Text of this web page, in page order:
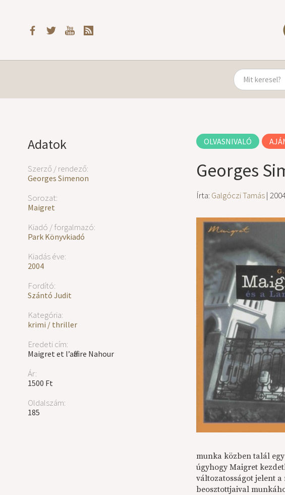
Adatok
Szerző / rendező:
Georges Simenon
Sorozat:
Maigret
Kiadó / forgalmazó:
Park Könyvkiadó
Kiadás éve:
2004
Fordító:
Szántó Judit
Kategória:
krimi / thriller
Eredeti cím:
Maigret et l’affaire Nahour
Ár:
1500 Ft
Oldalszám:
185
OLVASNIVALÓ
Georges
Írta: Galgóczi Tamás|
munka közben talál
úgyhogy Maigret
változatosságot jelent
beosztottjaival